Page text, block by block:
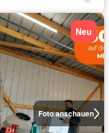
Foto anschauen
Neu